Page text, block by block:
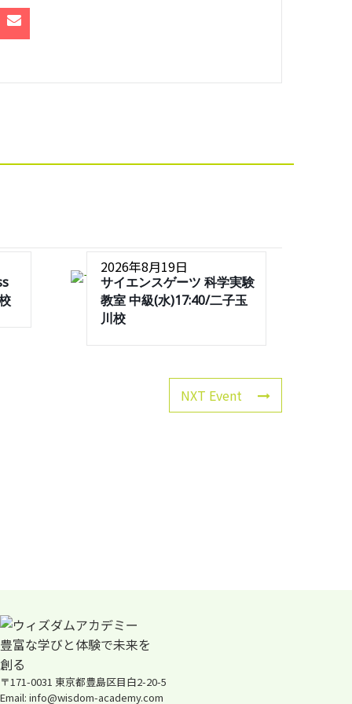
2026年8月19日
サイエンスゲーツ 科学実験
教室 中級(水)17:40/二子玉
川校
NXT Event
〒171-0031 東京都豊島区目白2-20-5
Email: info@wisdom-academy.com